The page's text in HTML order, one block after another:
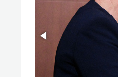
Рекомендуем